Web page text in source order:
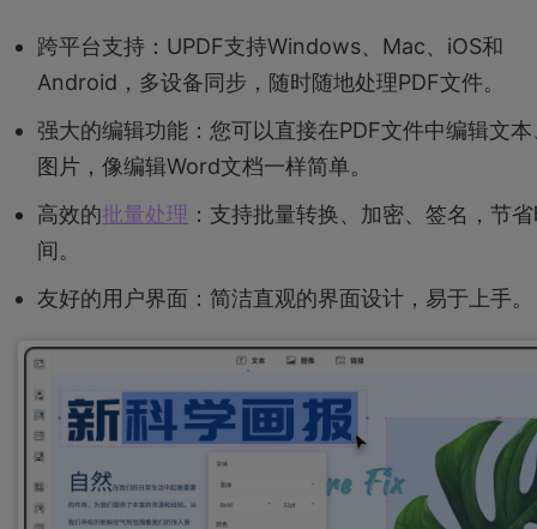
跨平台支持：UPDF支持Windows、Mac、iOS和
Android，多设备同步，随时随地处理PDF文件。
强大的编辑功能：您可以直接在PDF文件中编辑文本
图片，像编辑Word文档一样简单。
高效的批量处理 ：支持批量转换、加密、签名，节
间。
友好的用户界面：简洁直观的界面设计，易于上手。